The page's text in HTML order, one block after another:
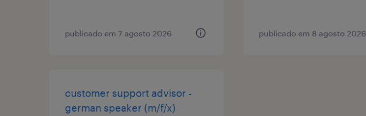
publicado em 7 agosto 2026 publicado em 8 agosto 2026
customer support advisor -
german speaker (m/f/x)